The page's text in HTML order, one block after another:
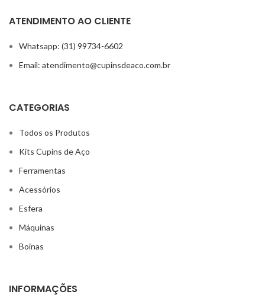
ATENDIMENTO AO CLIENTE
Whatsapp: (31) 99734-6602
Email: atendimento@cupinsdeaco.com.br
CATEGORIAS
Todos os Produtos
Kits Cupins de Aço
Ferramentas
Acessórios
Esfera
Máquinas
Boinas
INFORMAÇÕES